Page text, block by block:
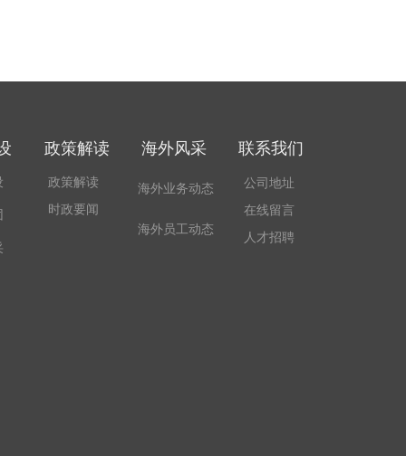
政策解读 海外风采 联系我们
政策解读
时政要闻
海外业务动态
海外员工动态
公司地址
在线留言
人才招聘